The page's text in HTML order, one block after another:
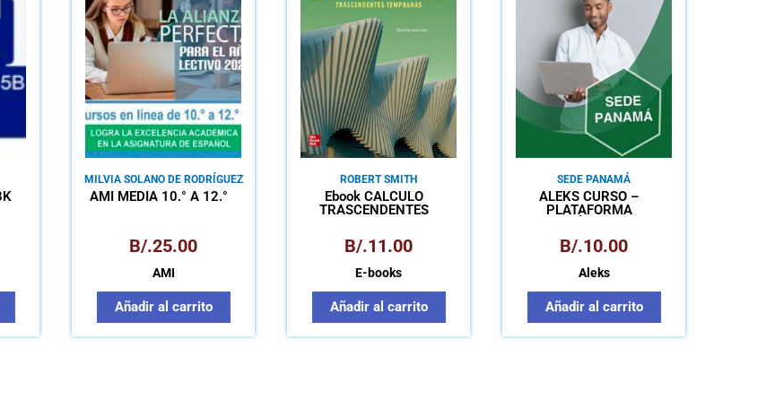
MILVIA SOLANO DE RODRÍGUEZ
AMI MEDIA 10.° A 12.°
B/.25.00
AMI
Añadir al carrito
ROBERT SMITH
Ebook CÁLCULO
TRASCENDENTES
CONNECT
B/.11.00
E-books
Añadir al carrito
SEDE PANAMÁ
ALEKS CURSO –
PLATAFORMA
APRENDIZAJE
AUTÓNOMO
B/.10.00
Aleks
Añadir al carrito